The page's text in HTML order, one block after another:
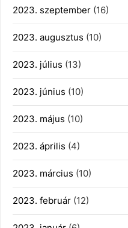
2023. szeptember (16)
2023. augusztus (10)
2023. július (13)
2023. június (10)
2023. május (10)
2023. április (4)
2023. március (10)
2023. február (12)